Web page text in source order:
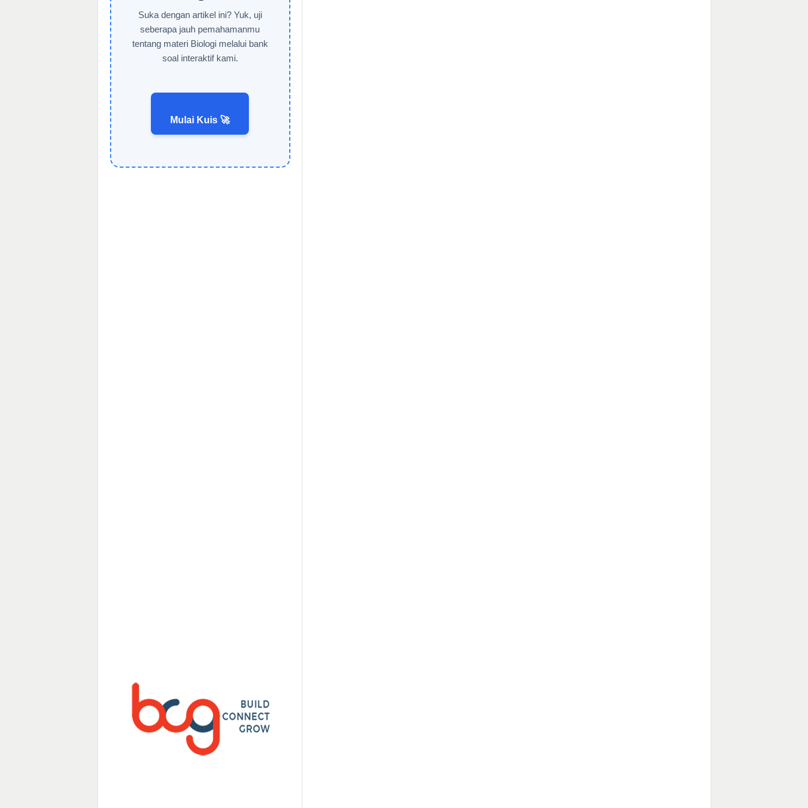
Suka dengan artikel ini? Yuk, uji
seberapa jauh pemahamanmu
tentang materi Biologi melalui bank
soal interaktif kami.
Mulai Kuis 🚀